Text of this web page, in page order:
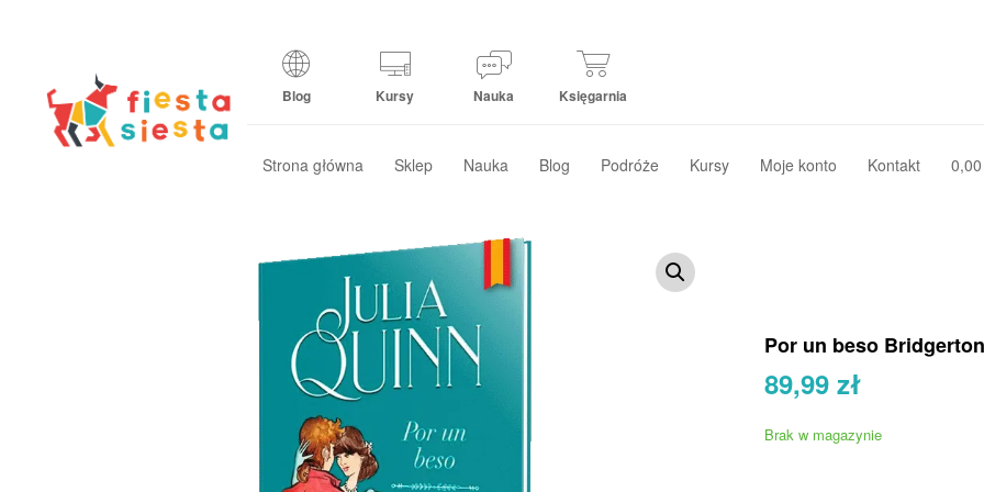
Blog Kursy Nauka Księgarnia
Strona główna Sklep Nauka Blog Podróże Kursy Moje konto Kontakt 0,00
Por un beso
89,99 zł
Brak w magazynie